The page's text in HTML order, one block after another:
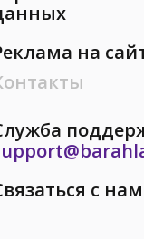
на
с